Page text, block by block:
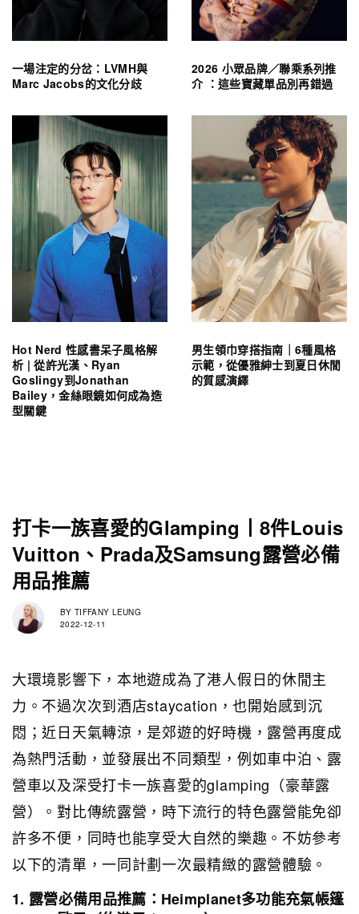
一場注定的分岔：LVMH與
Marc Jacobs的文化分歧
2026 小眾品牌／聯乘系列推
介 ：這些寶藏單品別再錯過
Hot Nerd 性感書呆子風格解
析 | 從許光漢、Ryan
Goslingy到Jonathan
Bailey，金絲眼鏡如何成為造
型關鍵
男生領巾穿搭指南｜6種風格
示範，從優雅紳士到夏日休閒
的質感演繹
打卡一族喜愛的Glamping丨8件Louis
Vuitton、Prada及Samsung露營必備
用品推薦
BY TIFFANY LEUNG
2022-12-11
大環境影響下，本地遊成為了港人假日的休閒主
力。不過次次到酒店staycation，也開始感到沉
悶；近日天氣轉涼，是郊遊的好時機，露營再度成
為熱門活動，並發展出不同類型，例如車中泊、露
營車以及深受打卡一族喜愛的glamping（豪華露
營）。對比傳統露營，時下流行的特色露營能免卻
許多不便，同時也能享受大自然的樂趣。不妨參考
以下的清單，一同計劃一次最精緻的露營體驗。
1. 露營必備用品推薦：Heimplanet多功能充氣帳篷